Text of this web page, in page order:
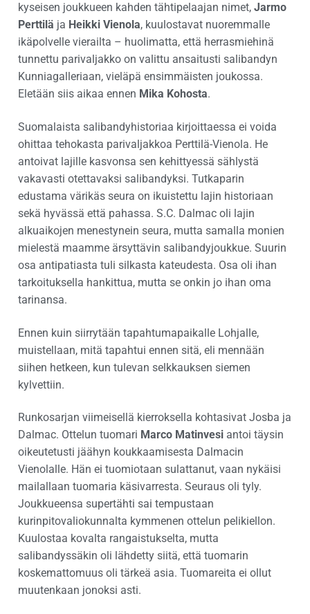
kyseisen joukkueen kahden tähtipelaajan nimet, Jarmo
Perttilä ja Heikki Vienola, kuulostavat nuoremmalle
ikäpolvelle vierailta – huolimatta, että herrasmiehinä
tunnettu parivaljakko on valittu ansaitusti salibandyn
Kunniagalleriaan, vieläpä ensimmäisten joukossa.
Eletään siis aikaa ennen Mika Kohosta.
Suomalaista salibandyhistoriaa kirjoittaessa ei voida
ohittaa tehokasta parivaljakkoa Perttilä-Vienola. He
antoivat lajille kasvonsa sen kehittyessä sählystä
vakavasti otettavaksi salibandyksi. Tutkaparin
edustama värikäs seura on ikuistettu lajin historiaan
sekä hyvässä että pahassa. S.C. Dalmac oli lajin
alkuaikojen menestynein seura, mutta samalla monien
mielestä maamme ärsyttävin salibandyjoukkue. Suurin
osa antipatiasta tuli silkasta kateudesta. Osa oli ihan
tarkoituksella hankittua, mutta se onkin jo ihan oma
tarinansa.
Ennen kuin siirrytään tapahtumapaikalle Lohjalle,
muistellaan, mitä tapahtui ennen sitä, eli mennään
siihen hetkeen, kun tulevan selkkauksen siemen
kylvettiin.
Runkosarjan viimeisellä kierroksella kohtasivat Josba ja
Dalmac. Ottelun tuomari Marco Matinvesi antoi täysin
oikeutetusti jäähyn koukkaamisesta Dalmacin
Vienolalle. Hän ei tuomiotaan sulattanut, vaan nykäisi
mailallaan tuomaria käsivarresta. Seuraus oli tyly.
Joukkueensa supertähti sai tempustaan
kurinpitovaliokunnalta kymmenen ottelun pelikiellon.
Kuulostaa kovalta rangaistukselta, mutta
salibandyssäkin oli lähdetty siitä, että tuomarin
koskemattomuus oli tärkeä asia. Tuomareita ei ollut
muutenkaan jonoksi asti.